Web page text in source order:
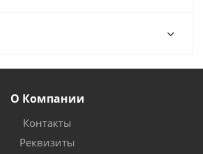
О Компании
Контакты
Реквизиты